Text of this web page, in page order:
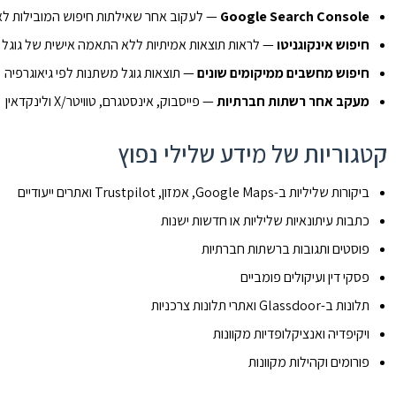
Google Search Console— לעקוב אחר שאילתות חיפוש המובילות
חיפוש אינקוגניטו— לראות תוצאות אמיתיות ללא התאמה אישית של גוגל
חיפוש מחשבים ממיקומים שונים— תוצאות גוגל משתנות לפי גיאוגרפיה
מעקב אחר רשתות חברתיות— פייסבוק, אינסטגרם, טוויטר/X ולינקדאין
קטגוריות של מידע שלילי נפוץ
ביקורות שליליות ב-Google Maps, אמזון, Trustpilot ואתרים ייעודיים
כתבות עיתונאיות שליליות או חדשות ישנות
פוסטים ותגובות ברשתות חברתיות
פסקי דין ועיקולים פומביים
תלונות ב-Glassdoor ואתרי תלונות צרכניות
ויקיפדיה ואנציקלופדיות מקוונות
פורומים וקהילות מקוונות